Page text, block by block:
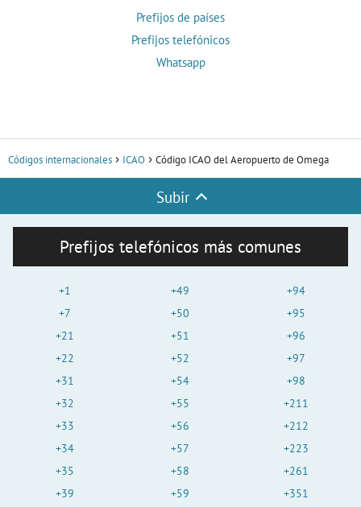
Prefijos de países
Prefijos telefónicos
Whatsapp
Códigos internacionales ICAO Código ICAO del Aeropuerto de Omega
Subir
Prefijos telefónicos más comunes
+1
+7
+21
+22
+31
+32
+33
+34
+35
+39
+49
+50
+51
+52
+54
+55
+56
+57
+58
+59
+94
+95
+96
+97
+98
+211
+212
+223
+261
+351